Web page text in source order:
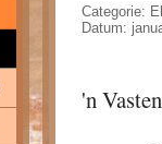
Categorie:
Datum:
'n